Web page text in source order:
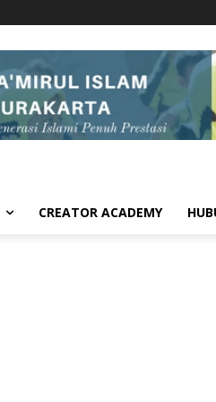
CREATOR ACADEMY